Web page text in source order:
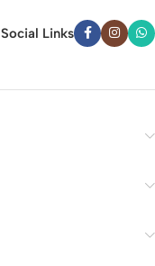
Social Links